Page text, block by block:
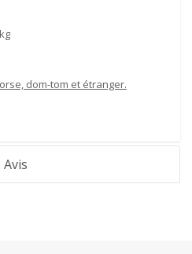
dom-tom et étranger.
Avis